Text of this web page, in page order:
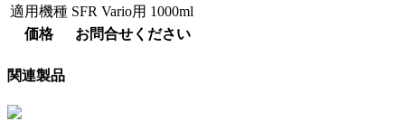
適用機種 SFR Vario用 1000ml
価格
お問合せください
関連製品